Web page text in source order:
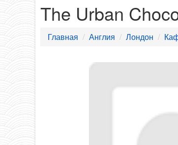
The Urban
Главная Англия Лондон